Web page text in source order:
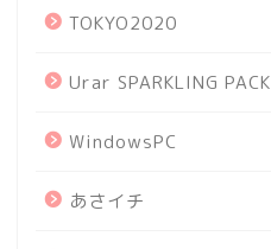
TOKYO2020
Urar SPARKLING PACK
WindowsPC
あさイチ